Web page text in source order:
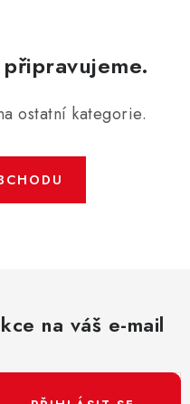
ZBOŽÍ
ostatní kategorie.
na váš e-mail